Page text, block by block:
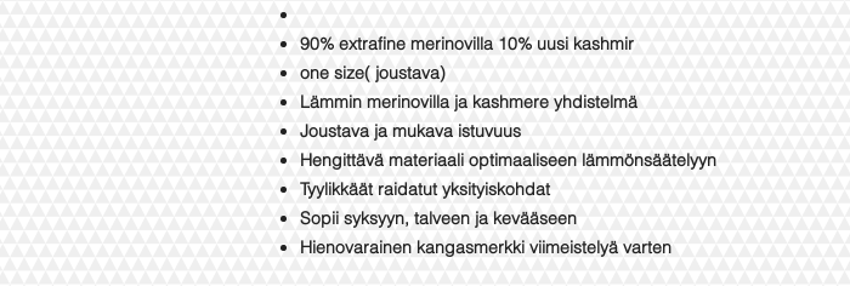
90% extrafine merinovilla 10% uusi kashmir
one size( joustava)
Lämmin merinovilla ja kashmere yhdistelmä
Joustava ja mukava istuvuus
Hengittävä materiaali optimaaliseen lämmönsäätelyyn
Tyylikkäät raidatut yksityiskohdat
Sopii syksyyn, talveen ja kevääseen
Hienovarainen kangasmerkki viimeistelyä varten